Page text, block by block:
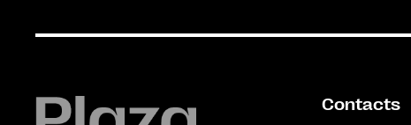
Contacts